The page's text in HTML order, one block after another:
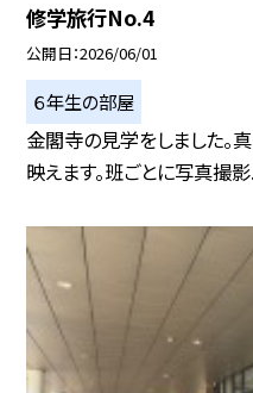
修学旅行No.4
公開日 2026/06/01
６年生の部屋
金閣寺の見学をしました。
映えます。班ごとに写真撮